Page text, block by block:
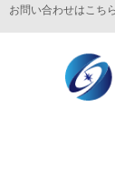
お問い合わせはこち